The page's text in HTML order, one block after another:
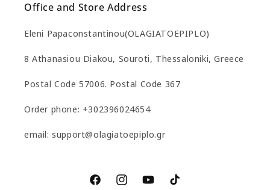
Office and Store Address
Eleni Papaconstantinou(OLAGIATOEPIPLO)
8 Athanasiou Diakou, Souroti, Thessaloniki, Greece
Postal Code 57006. Postal Code 367
Order phone: +302396024654
email: support@olagiatoepiplo.gr
FacebookInstagramYouTubeTikTok